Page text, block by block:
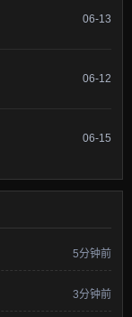
06-13
06-12
06-15
5分钟前
3分钟前